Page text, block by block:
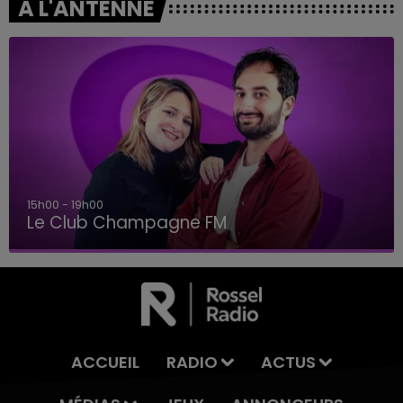
A L'ANTENNE
19h00 - 19h15
LA POP MACHINE - CHAMPAGNE FM
ACCUEIL RADIO
ACTUS